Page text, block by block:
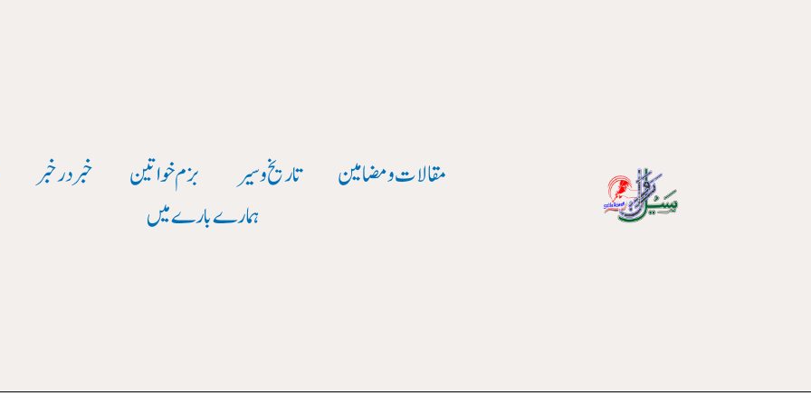
مقالات و مضامین تاریخ وسیر بزم خواتین خبر در خبر
ہمارے بارے میں